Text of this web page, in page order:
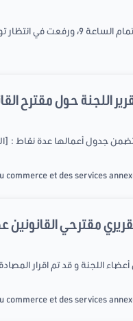
commerce et des services
commerce et des services